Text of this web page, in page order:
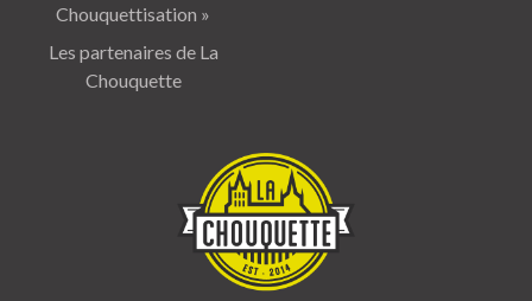
Chouquettisation »
Les partenaires de La
Chouquette